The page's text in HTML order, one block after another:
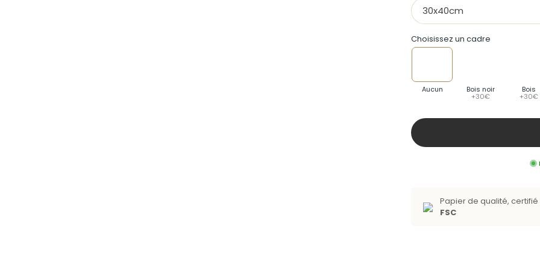
30x40cm
Choisissez un cadre
Aucun Bois noir
+30€
Bois
+30€
Papier de qualité,
FSC